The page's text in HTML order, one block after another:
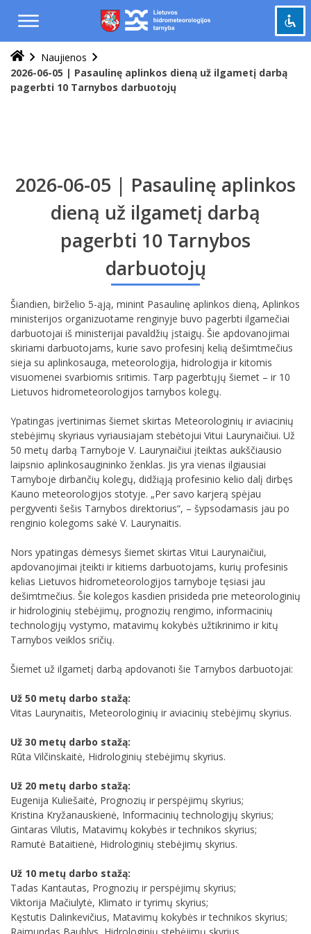
title Pažymėti antraštes
zoom_out Tolinti
brightness_high Šviesus kontrastas
Tamsus kontrastas
Grąžinti
viską
į
pradinę
būseną
cached
turinį
Naujienos
2026-06-05 | Pasaulinę aplinkos dieną už ilgametį darbą
pagerbti 10 Tarnybos darbuotojų
2026-06-05 | Pasaulinę aplinkos
dieną už ilgametį darbą
pagerbti 10 Tarnybos
darbuotojų
Šiandien, birželio 5-ąją, minint Pasaulinę aplinkos dieną, Aplinkos
ministerijos organizuotame renginyje buvo pagerbti ilgamečiai
darbuotojai iš ministerijai pavaldžių įstaigų. Šie apdovanojimai
skiriami darbuotojams, kurie savo profesinį kelią dešimtmečius
sieja su aplinkosauga, meteorologija, hidrologija ir kitomis
visuomenei svarbiomis sritimis. Tarp pagerbtųjų šiemet – ir 10
Lietuvos hidrometeorologijos tarnybos kolegų.
Ypatingas įvertinimas šiemet skirtas Meteorologinių ir aviacinių
stebėjimų skyriaus vyriausiajam stebėtojui Vitui Laurynaičiui. Už
50 metų darbą Tarnyboje V. Laurynaičiui įteiktas aukščiausio
laipsnio aplinkosaugininko ženklas. Jis yra vienas ilgiausiai
Tarnyboje dirbančių kolegų, didžiąją profesinio kelio dalį dirbęs
Kauno meteorologijos stotyje. „Per savo karjerą spėjau
pergyventi šešis Tarnybos direktorius“, – šypsodamasis jau po
renginio kolegoms sakė V. Laurynaitis.
Nors ypatingas dėmesys šiemet skirtas Vitui Laurynaičiui,
apdovanojimai įteikti ir kitiems darbuotojams, kurių profesinis
kelias Lietuvos hidrometeorologijos tarnyboje tęsiasi jau
dešimtmečius. Šie kolegos kasdien prisideda prie meteorologinių
ir hidrologinių stebėjimų, prognozių rengimo, informacinių
technologijų vystymo, matavimų kokybės užtikrinimo ir kitų
Tarnybos veiklos sričių.
Šiemet už ilgametį darbą apdovanoti šie Tarnybos darbuotojai:
Už 50 metų darbo stažą:
Vitas Laurynaitis, Meteorologinių ir aviacinių stebėjimų skyrius.
Už 30 metų darbo stažą:
Rūta Vilčinskaitė, Hidrologinių stebėjimų skyrius.
Už 20 metų darbo stažą:
Eugenija Kuliešaitė, Prognozių ir perspėjimų skyrius;
Kristina Kryžanauskienė, Informacinių technologijų skyrius;
Gintaras Vilutis, Matavimų kokybės ir technikos skyrius;
Ramutė Bataitienė, Hidrologinių stebėjimų skyrius.
Už 10 metų darbo stažą:
Tadas Kantautas, Prognozių ir perspėjimų skyrius;
Viktorija Mačiulytė, Klimato ir tyrimų skyrius;
Kęstutis Dalinkevičius, Matavimų kokybės ir technikos skyrius;